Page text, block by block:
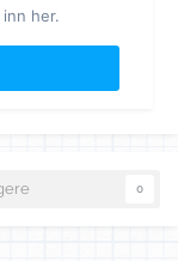
her.
0